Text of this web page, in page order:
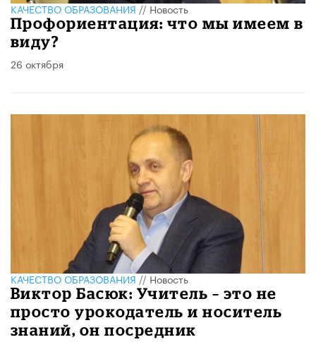
КАЧЕСТВО ОБРАЗОВАНИЯ//Новость
Профориентация: что мы имеем в
виду?
26 октября
КАЧЕСТВО ОБРАЗОВАНИЯ//Новость
Виктор Басюк: Учитель – это не
просто урокодатель и носитель
знаний, он посредник